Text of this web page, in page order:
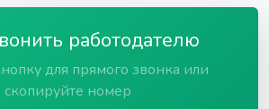
работодателю
для прямого звонка или
скопируйте номер